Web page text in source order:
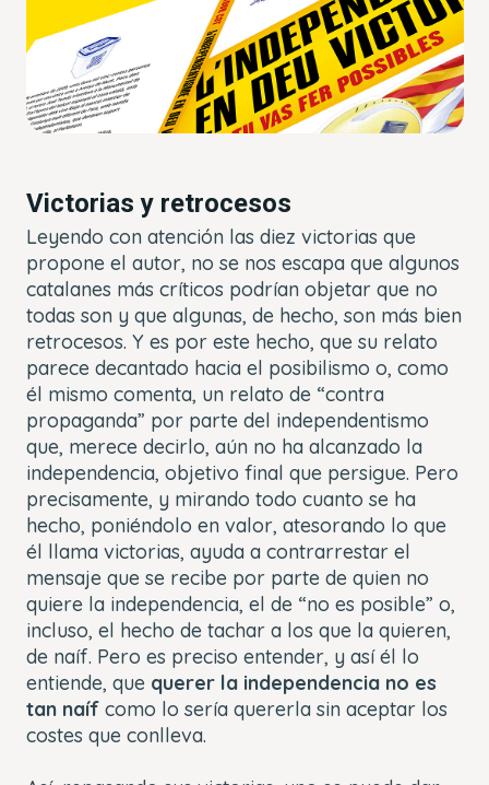
Victorias y retrocesos
Leyendo con atención las diez victorias que
propone el autor, no se nos escapa que algunos
catalanes más críticos podrían objetar que no
todas son y que algunas, de hecho, son más bien
retrocesos. Y es por este hecho, que su relato
parece decantado hacia el posibilismo o, como
él mismo comenta, un relato de “contra
propaganda” por parte del independentismo
que, merece decirlo, aún no ha alcanzado la
independencia, objetivo final que persigue. Pero
precisamente, y mirando todo cuanto se ha
hecho, poniéndolo en valor, atesorando lo que
él llama victorias, ayuda a contrarrestar el
mensaje que se recibe por parte de quien no
quiere la independencia, el de “no es posible” o,
incluso, el hecho de tachar a los que la quieren,
de naíf. Pero es preciso entender, y así él lo
entiende, que querer la independencia no es
tan naíf como lo sería quererla sin aceptar los
costes que conlleva.